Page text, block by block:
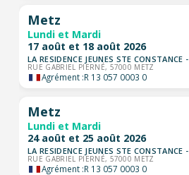
Metz
Lundi et Mardi
17 août et 18 août 2026
LA RESIDENCE JEUNES STE CONSTANCE -
RUE GABRIEL PIERNÉ, 57000 METZ
Agrément :R 13 057 0003 0
Metz
Lundi et Mardi
24 août et 25 août 2026
LA RESIDENCE JEUNES STE CONSTANCE -
RUE GABRIEL PIERNÉ, 57000 METZ
Agrément :R 13 057 0003 0